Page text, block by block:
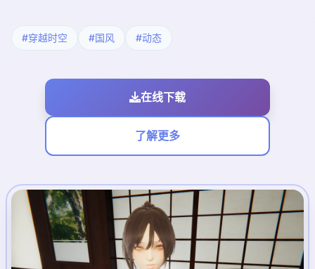
#穿越时空 #国风 #动态
在线下载
了解更多